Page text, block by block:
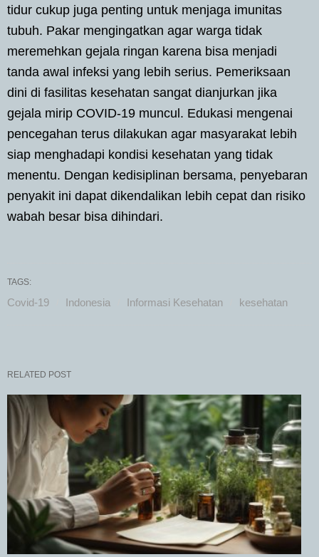
tidur cukup juga penting untuk menjaga imunitas
tubuh. Pakar mengingatkan agar warga tidak
meremehkan gejala ringan karena bisa menjadi
tanda awal infeksi yang lebih serius. Pemeriksaan
dini di fasilitas kesehatan sangat dianjurkan jika
gejala mirip COVID-19 muncul. Edukasi mengenai
pencegahan terus dilakukan agar masyarakat lebih
siap menghadapi kondisi kesehatan yang tidak
menentu. Dengan kedisiplinan bersama, penyebaran
penyakit ini dapat dikendalikan lebih cepat dan risiko
wabah besar bisa dihindari.
TAGS:
Covid-19 Indonesia Informasi Kesehatan kesehatan
RELATED POST